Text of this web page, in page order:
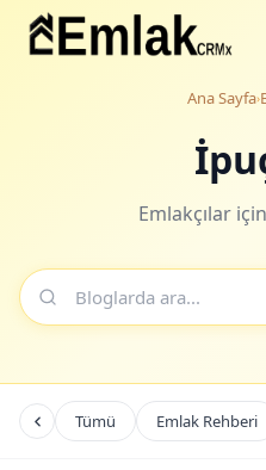
Ana Sayfa›
Emlakçılar
Tümü Emlak Rehberi